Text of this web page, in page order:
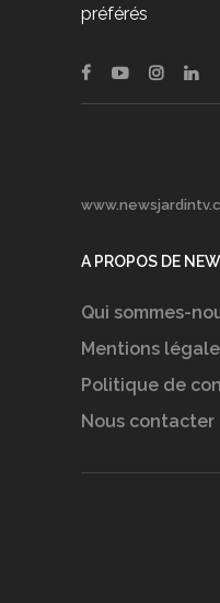
préférés
A PROPOS DE
Qui sommes-
Mentions
Politique de
Nous contacter